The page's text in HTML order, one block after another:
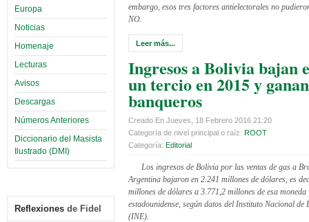
Europa
Noticias
Homenaje
Lecturas
Avisos
Descargas
Números Anteriores
Diccionario del Masista
Ilustrado (DMI)
Reflexiones de Fidel
embargo, esos tres factores antielectorales no
NO.
Leer más...
Ingresos a Bolivia bajan
un tercio en 2015 y
banqueros
Creado En Jueves, 18 Febrero 2016 21:20
Categoría de nivel principal o raíz: ROOT
Categoría: Editorial
Los ingresos de Bolivia por las ventas de gas a
Argentina bajaron en 2.241 millones de dólares, es
millones de dólares a 3.771,2 millones de esa moneda
estadounidense, según datos del Instituto Nacional de
(INE).